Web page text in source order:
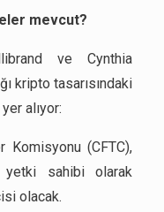
mevcut?
ve Cynthia
kripto tasarısındaki
alıyor:
Komisyonu (CFTC),
sahibi olarak
olacak.